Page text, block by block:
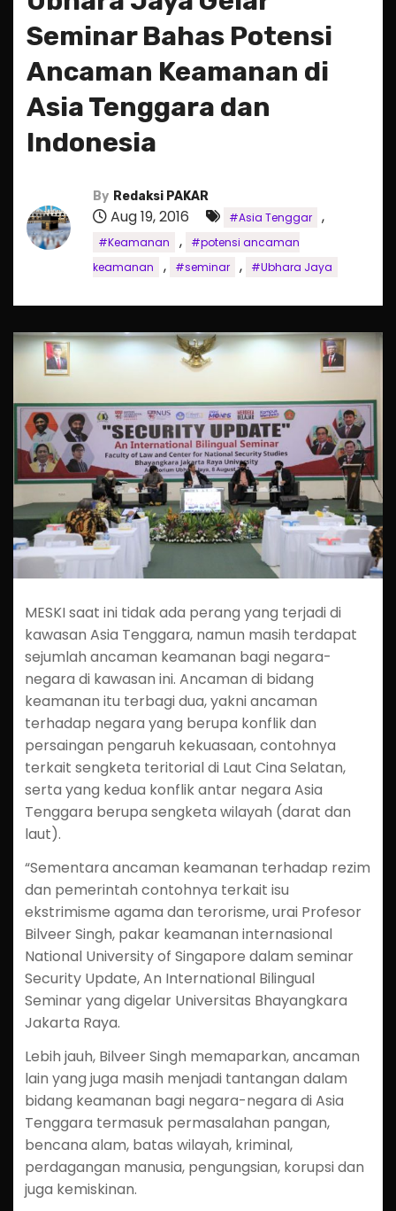
Seminar Bahas Potensi
Ancaman Keamanan di
Asia Tenggara dan
Indonesia
By Redaksi PAKAR
Aug 19, 2016 #Asia Tenggar ,
#Keamanan ,
#potensi ancaman
keamanan
, #seminar , #Ubhara Jaya
MESKI saat ini tidak ada perang yang terjadi di
kawasan Asia Tenggara, namun masih terdapat
sejumlah ancaman keamanan bagi negara-
negara di kawasan ini. Ancaman di bidang
keamanan itu terbagi dua, yakni ancaman
terhadap negara yang berupa konflik dan
persaingan pengaruh kekuasaan, contohnya
terkait sengketa teritorial di Laut Cina Selatan,
serta yang kedua konflik antar negara Asia
Tenggara berupa sengketa wilayah (darat dan
laut).
“Sementara ancaman keamanan terhadap rezim
dan pemerintah contohnya terkait isu
ekstrimisme agama dan terorisme, urai Profesor
Bilveer Singh, pakar keamanan internasional
National University of Singapore dalam seminar
Security Update, An International Bilingual
Seminar yang digelar Universitas Bhayangkara
Jakarta Raya.
Lebih jauh, Bilveer Singh memaparkan, ancaman
lain yang juga masih menjadi tantangan dalam
bidang keamanan bagi negara-negara di Asia
Tenggara termasuk permasalahan pangan,
bencana alam, batas wilayah, kriminal,
perdagangan manusia, pengungsian, korupsi dan
juga kemiskinan.